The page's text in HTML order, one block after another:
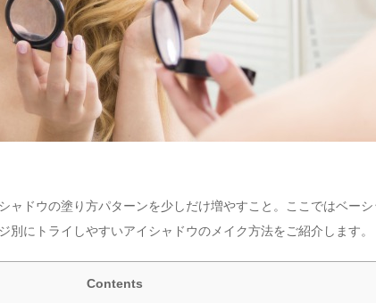
ャドウの塗り方パターンを少しだけ増やすこと。ここではベーシ
別にトライしやすいアイシャドウのメイク方法をご紹介します。
Contents